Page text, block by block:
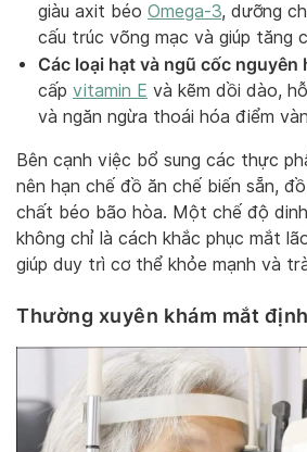
giàu axit béo Omega-3, dưỡng
cấu trúc võng mạc và giúp tăng
Các loại hạt và ngũ cốc nguyên
cấp vitamin E và kẽm dồi dào,
và ngăn ngừa thoái hóa điểm
Bên cạnh việc bổ sung các thực
nên hạn chế đồ ăn chế biến sẵn,
chất béo bão hòa. Một chế độ
không chỉ là cách khắc phục mắt
giúp duy trì cơ thể khỏe mạnh và
Thường xuyên khám mắt